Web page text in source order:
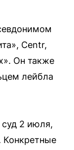
Centr,
Он также
лейбла
суд 2 июля,
Конкретные